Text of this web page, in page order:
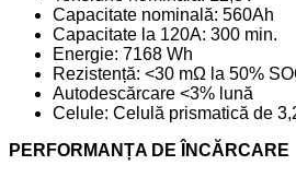
Capacitate nominală: 560Ah
Capacitate la 120A: 300 min.
Energie: 7168 Wh
Rezistență: <30 mΩ la 50%
Autodescărcare <3% lună
Celule: Celulă prismatică de
PERFORMANȚA DE ÎNCĂRCARE